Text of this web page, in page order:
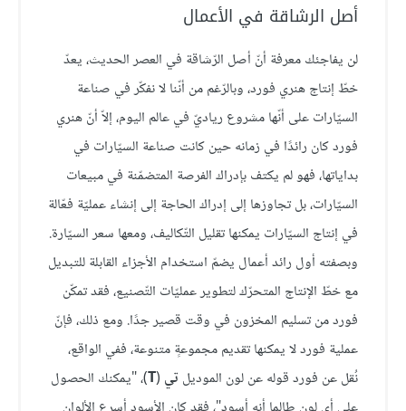
أصل الرشاقة في الأعمال
لن يفاجئك معرفة أنّ أصل الرّشاقة في العصر الحديث، يعدّ
خطّ إنتاج هنري فورد، وبالرّغم من أنّنا لا نفكّر في صناعة
السيّارات على أنّها مشروع رياديّ في عالم اليوم، إلاّ أنّ هنري
فورد كان رائدًا في زمانه حين كانت صناعة السيّارات في
بداياتها، فهو لم يكتف بإدراك الفرصة المتضمّنة في مبيعات
السيّارات، بل تجاوزها إلى إدراك الحاجة إلى إنشاء عمليّة فعّالة
في إنتاج السيّارات يمكنها تقليل التّكاليف، ومعها سعر السيّارة.
وبصفته أول رائد أعمال يضمّ استخدام الأجزاء القابلة للتبديل
مع خطّ الإنتاج المتحرّك لتطوير عمليّات التّصنيع، فقد تمكّن
فورد من تسليم المخزون في وقت قصير جدًا. ومع ذلك، فإنّ
عملية فورد لا يمكنها تقديم مجموعةٍ متنوعة، ففي الواقع،
نُقل عن فورد قوله عن لون الموديل تي (
T)، "يمكنك الحصول